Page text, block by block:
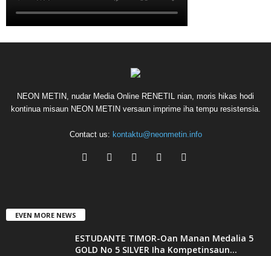
NEON METIN, nudar Media Online RENETIL nian, moris hikas hodi
kontinua misaun NEON METIN versaun imprime iha tempu resistensia.
Contact us: kontaktu@neonmetin.info
EVEN MORE NEWS
ESTUDANTE TIMOR-Oan Manan Medalia 5
GOLD No 5 SILVER Iha Kompetinsaun...